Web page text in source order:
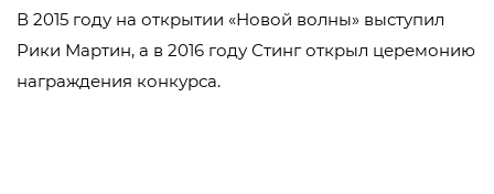
В 2015 году на открытии «Новой волны» выступил
Рики Мартин, а в 2016 году Стинг открыл церемонию
награждения конкурса.